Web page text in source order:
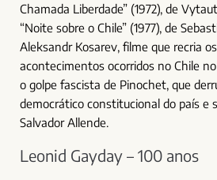
Chamada Liberdade” (1972), de
“Noite sobre o Chile” (1977), de
Aleksandr Kosarev, filme que recria
acontecimentos ocorridos no Chile
o golpe fascista de Pinochet, que
democrático constitucional do país e
Salvador Allende.
Leonid Gayday – 100 anos